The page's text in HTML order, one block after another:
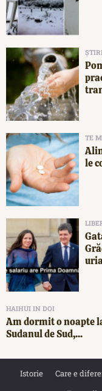
TE
le
HAIHUI IN DOI
Am dormit o noapte
Sudanul de Sud,...
Istorie Care e